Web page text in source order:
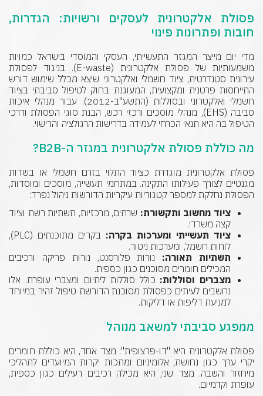
פסולת אלקטרונית לעסקים ורשויות: הגדרות,
חובות ופתרונות פינוי
מדי יום מייצר המגזר התעשייתי, העסקי והמוסדי בישראל כמויות
משמעותיות של פסולת אלקטרונית (E-waste). בניגוד לפסולת
עירונית סטנדרטית, ציוד חשמלי ואלקטרוני שיצא מכלל שימוש דורש
התייחסות פרטנית ומקצועית, המעוגנת בחוק לטיפול סביבתי בציוד
חשמלי ואלקטרוני ובסוללות (התשע"ב-2012). עבור מנהלי איכות
סביבה (EHS), מנהלי מוסכים ורכזי רכש, הבנת סוגי הפסולת ודרכי
הטיפול בה היא תנאי הכרחי לעמידה בדרישות הרגולציה והרישוי.
מה כוללת פסולת אלקטרונית במגזר ה-B2B?
פסולת אלקטרונית מוגדרת כציוד התלוי בזרם חשמלי או בשדות
מגנטיים לצורך פעילותו התקינה. במתחמי תעשייה, מוסכים ומוסדות,
הפסולת נחלקת למספר קטגוריות עיקריות הדורשות ניהול נפרד:
ציוד מחשוב ותקשורת: שרתים, מרכזיות, תשתיות רשת וציוד
קצה משרדי.
ציוד תעשייתי ומערכות בקרה:
בקרים מתוכנתים (PLC),
לוחות חשמל, ומערכות ניטור.
תשתיות תאורה: נורות פלורסנט, נורות פריקה ורכיבים
המכילים חומרים מסוכנים כגון כספית.
מצברים וסוללות: כולל סוללות ליתיום ומצברי עופרת. אלו
נחשבים לעיתים כפסולת מסוכנת הדורשת טיפול זהיר במיוחד
למניעת דליפות או דליקות.
ממפגע סביבתי למשאב מנוהל
פסולת אלקטרונית היא "דו-פרצופית": מצד אחד, היא כוללת חומרים
יקרי ערך כגון נחושת, אלומיניום ומתכות יקרות המיועדים לתהליכי
מיחזור והשבה. מצד שני, היא מכילה רכיבים רעילים כגון כספית,
עופרת וקדמיום.